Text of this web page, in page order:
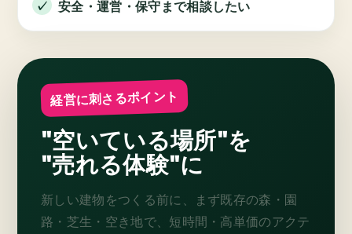
安全・運営・保守まで相談したい
経営に刺さるポイント
"空いている場所"を
"売れる体験"に
新しい建物をつくる前に、まず既存の森・園
路・芝生・空き地で、短時間・高単価のアクテ